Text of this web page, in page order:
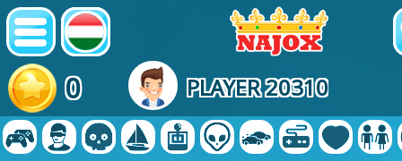
0 PLAYER 20310